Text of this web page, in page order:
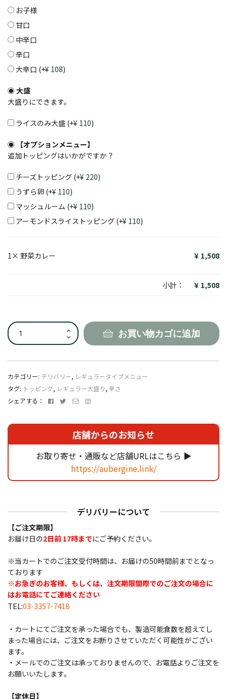
お子様
甘口
中辛口
辛口
大辛口 (+ 108)
大盛
大盛りにできます。
ライスのみ大盛 (+ 110)
【オプションメニュー】
追加トッピングはいかがですか？
チーズトッピング (+ 220)
うずら卵 (+ 110)
マッシュルーム (+ 110)
アーモンドスライストッピング (+ 110)
1× 野菜カレー 1,508
小計： 1,508
野
菜
レ
ー
お買い物カゴに追加
カテゴリー: デリバリー, レギュラータイプメニュー
タグ: トッピング, レギュラー大盛り, 辛さ
シェアする：
FacebookTwitter
メ
ア
ド
ス
Instagram
店舗からのお知らせ
お取り寄せ・通販など店舗URLはこちら ▶
https://aubergine.link/
デリバリーについて
【ご注文期限】
お届け日の2日前 17時までにご予約ください。
※当カートでのご注文受付時間は、お届けの50時間前までとなっ
ております
※お急ぎのお客様、もしくは、注文期限間際でのご注文の場合に
はお電話にてご連絡ください
TEL:03-3357-7418
・カートにてご注文を承った場合でも、製造可能食数を超えてし
まった場合には、ご注文をお断りさせていただく可能性がござい
ます。
・メールでのご注文は承っておりませんので、お電話よりご注文を
お願いいたします。
【定休日】